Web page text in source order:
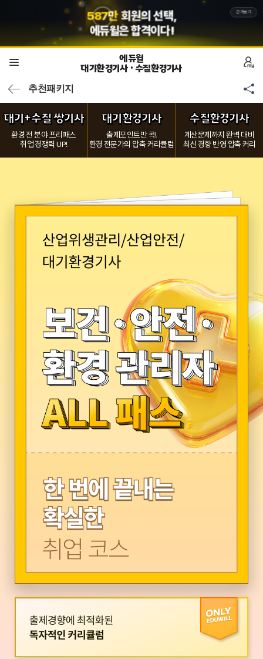
587만 회원의 선택,
에듀윌은 합격이다!
근거보기
에듀윌
대기환경기사 · 수질환경기사
추천패키지
대기+수질 쌍기사
환경 전 분야 프리패스
취업 경쟁력 UP!
대기환경기사
출제포인트만 콕!
환경 전문가의 압축 커리큘럼
수질환경기사
계산문제까지 완벽 대비
최신 경향 반영 압축 커리